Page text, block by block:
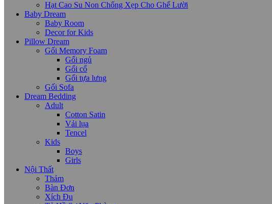
Hạt Cao Su Non Chống Xẹp Cho Ghế Lười
Baby Dream
Baby Room
Decor for Kids
Pillow Dream
Gối Memory Foam
Gối ngủ
Gối cổ
Gối tựa lưng
Gối Sofa
Dream Bedding
Adult
Cotton Satin
Vải lụa
Tencel
Kids
Boys
Girls
Nội Thất
Thảm
Bàn Đơn
Xích Đu